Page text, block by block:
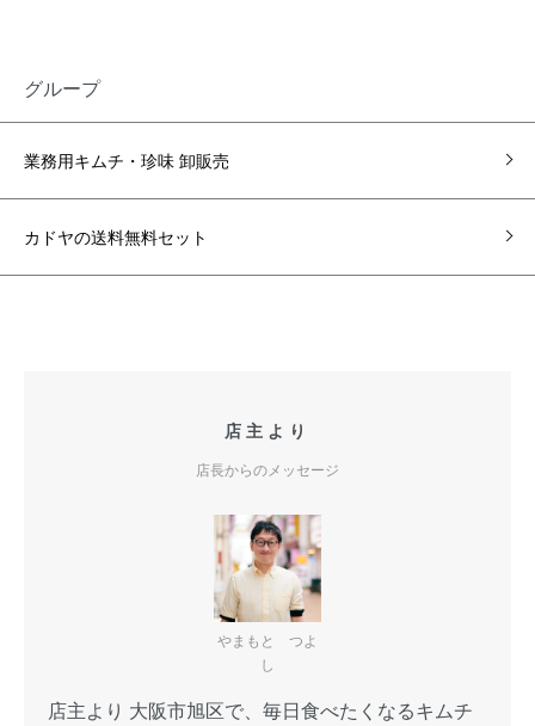
グループ
業務用キムチ・珍味 卸販売
カドヤの送料無料セット
店主より
店長からのメッセージ
やまもと つよ
し
店主より 大阪市旭区で、毎日食べたくなるキムチ